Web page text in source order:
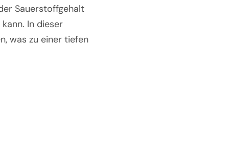
Sauerstoffgehalt
In dieser
was zu einer tiefen